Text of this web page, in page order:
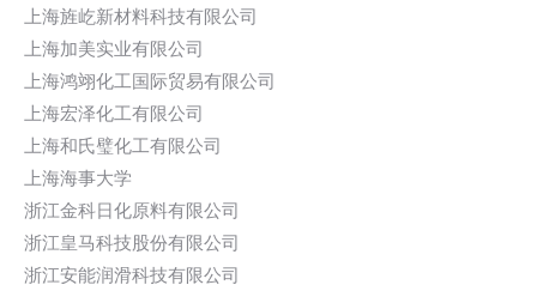
上海旌屹新材料科技有限公司
上海加美实业有限公司
上海鸿翊化工国际贸易有限公司
上海宏泽化工有限公司
上海和氏璧化工有限公司
上海海事大学
浙江金科日化原料有限公司
浙江皇马科技股份有限公司
浙江安能润滑科技有限公司